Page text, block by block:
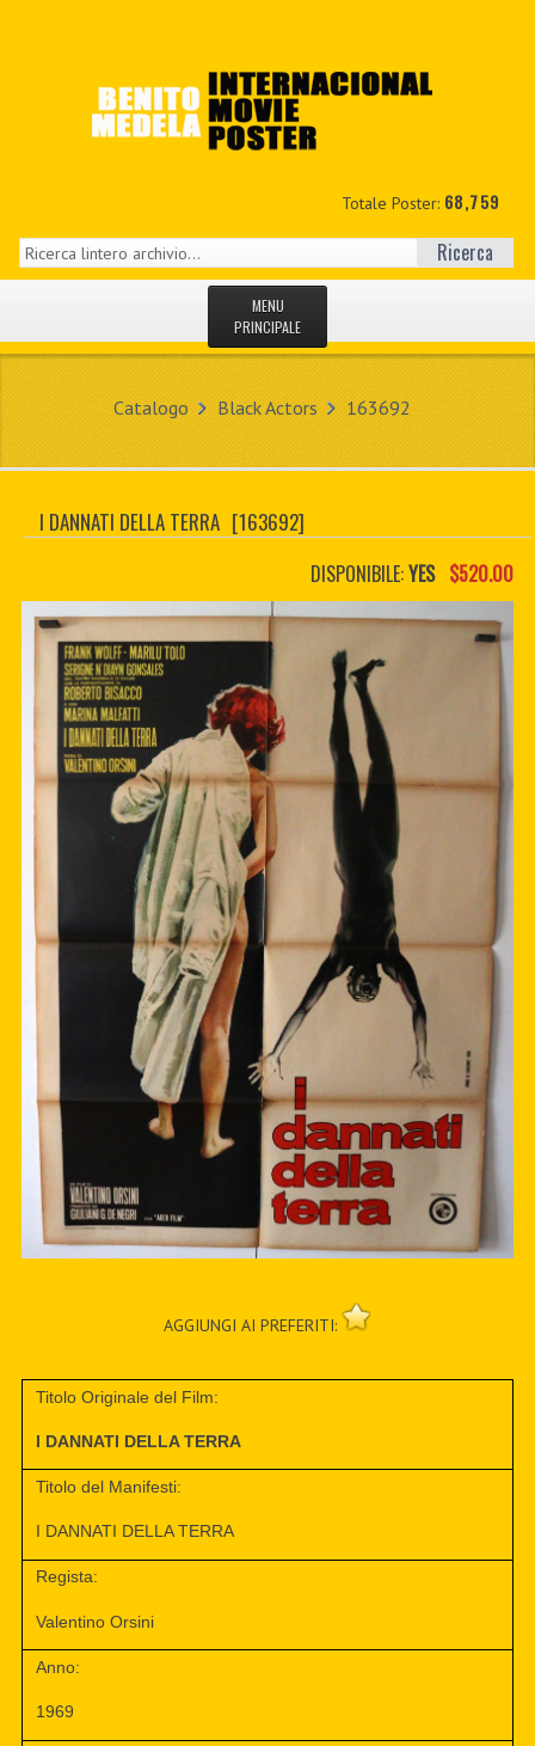
Totale Poster: 68,759
Ricerca
MENU
PRINCIPALE
IL MIO CONTO
CONTATTO
CUSTOM PDF
Catalogo Black Actors 163692
I DANNATI DELLA TERRA [163692]
DISPONIBILE:YES $520.00
AGGIUNGI AI PREFERITI:
Titolo Originale del Film:
I DANNATI DELLA TERRA
Titolo del Manifesti:
I DANNATI DELLA TERRA
Regista:
Valentino Orsini
Anno:
1969